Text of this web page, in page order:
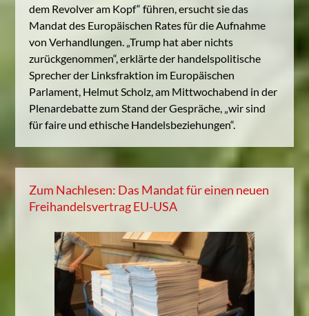
dem Revolver am Kopf“ führen, ersucht sie das
Mandat des Europäischen Rates für die Aufnahme
von Verhandlungen. „Trump hat aber nichts
zurückgenommen“, erklärte der handelspolitische
Sprecher der Linksfraktion im Europäischen
Parlament, Helmut Scholz, am Mittwochabend in der
Plenardebatte zum Stand der Gespräche, „wir sind
für faire und ethische Handelsbeziehungen“.
Zum Nachlesen: Das Mandat für einen neuen
Freihandelsvertrag EU-USA